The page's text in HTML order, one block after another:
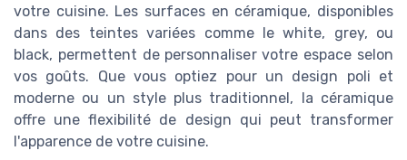
votre cuisine. Les surfaces en céramique, disponibles
dans des teintes variées comme le white, grey, ou
black, permettent de personnaliser votre espace selon
vos goûts. Que vous optiez pour un design poli et
moderne ou un style plus traditionnel, la céramique
offre une flexibilité de design qui peut transformer
l'apparence de votre cuisine.